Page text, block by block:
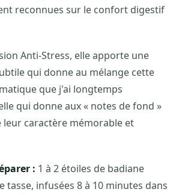
reconnues sur le confort digestif
Anti-Stress, elle apporte une
qui donne au mélange cette
que j'ai longtemps
qui donne aux « notes de fond »
caractère mémorable et
: 1 à 2 étoiles de badiane
tasse, infusées 8 à 10 minutes dans